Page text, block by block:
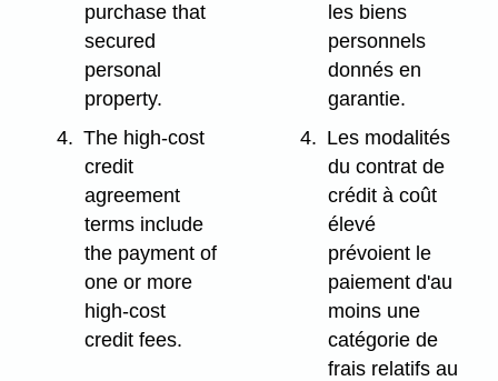
purchase that
secured
personal
property.
4. The high-cost
credit
agreement
terms include
the payment of
one or more
high-cost
credit fees.
les biens
personnels
donnés en
garantie.
4. Les modalités
du contrat de
crédit à coût
élevé
prévoient le
paiement d'au
moins une
catégorie de
frais relatifs au